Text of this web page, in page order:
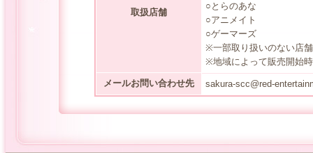
取扱店舗
○とらのあな
○アニメイト
○ゲーマーズ
※一部取り扱いのない店
※地域によって販売開始
メールお問い合わせ先 sakura-scc@red-